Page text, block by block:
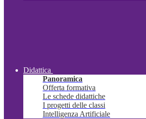
Didattica
Panoramica
Offerta formativa
Le schede didattiche
I progetti delle classi
Intelligenza Artificiale